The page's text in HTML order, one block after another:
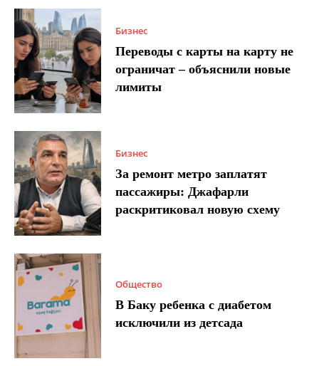
Бизнес
Переводы с карты на карту не
ограничат – объяснили новые
лимиты
Бизнес
За ремонт метро заплатят
пассажиры: Джафарли
раскритиковал новую схему
Общество
В Баку ребенка с диабетом
исключили из детсада